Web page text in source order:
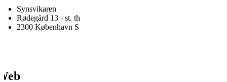
Synsvikaren
Rødegård 13 - st. th
2300 København S